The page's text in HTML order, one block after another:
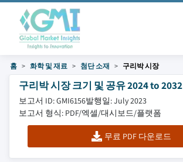
홈 화학 및 재료 첨단 소재 구리박 시장
구리박 시장 크기 및 공유 2024 to 2032
보고서 ID: GMI6156발행일: July 2023
보고서 형식: PDF/엑셀/대시보드/플랫폼
무료 PDF 다운로드